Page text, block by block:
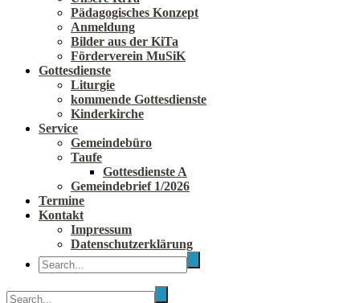
Pädagogisches Konzept
Anmeldung
Bilder aus der KiTa
Förderverein MuSiK
Gottesdienste
Liturgie
kommende Gottesdienste
Kinderkirche
Service
Gemeindebüro
Taufe
Gottesdienste A
Gemeindebrief 1/2026
Termine
Kontakt
Impressum
Datenschutzerklärung